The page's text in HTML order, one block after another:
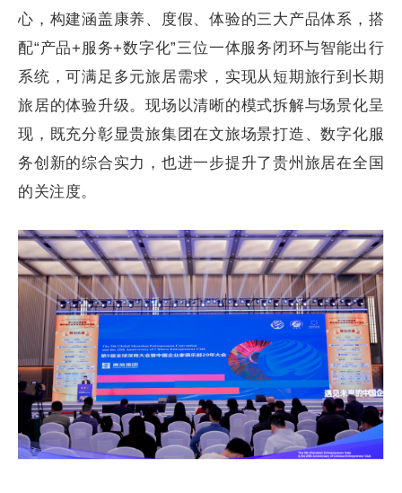
心，构建涵盖康养、度假、体验的三大产品体系，搭
配“产品+服务+数字化”三位一体服务闭环与智能出行
系统，可满足多元旅居需求，实现从短期旅行到长期
旅居的体验升级。现场以清晰的模式拆解与场景化呈
现，既充分彰显贵旅集团在文旅场景打造、数字化服
务创新的综合实力，也进一步提升了贵州旅居在全国
的关注度。